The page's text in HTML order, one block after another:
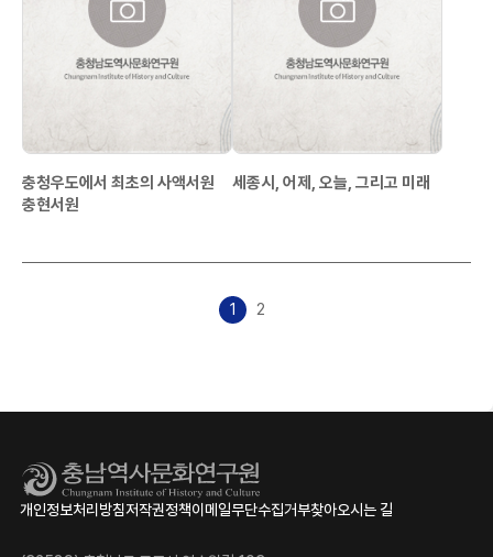
충청우도에서 최초의 사액서원
충현서원
세종시, 어제, 오늘, 그리고 미래
1 2
개인정보처리방침저작권정책이메일무단수집거부찾아오시는 길